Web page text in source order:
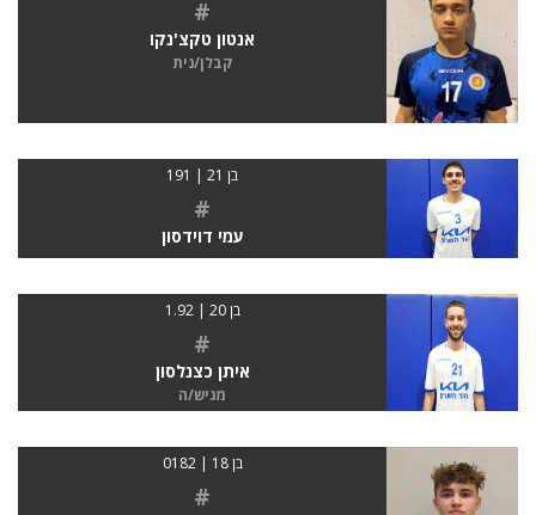
#
אנטון טקצ'נקו
קבלן/נית
בן 21 | 191
#
עמי דוידסון
בן 20 | 1.92
#
איתן כצנלסון
מגיש/ה
בן 18 | 0182
#